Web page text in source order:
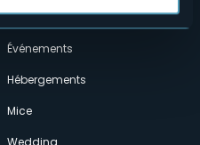
Webcams
Événements
Hébergements
Mice
Wedding